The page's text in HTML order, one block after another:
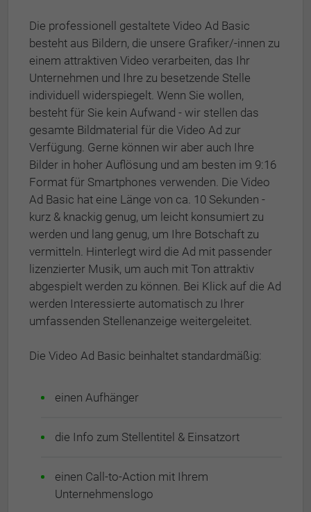
Die professionell gestaltete Video Ad Basic
besteht aus Bildern, die unsere Grafiker/-innen zu
einem attraktiven Video verarbeiten, das Ihr
Unternehmen und Ihre zu besetzende Stelle
individuell widerspiegelt. Wenn Sie wollen,
besteht für Sie kein Aufwand - wir stellen das
gesamte Bildmaterial für die Video Ad zur
Verfügung. Gerne können wir aber auch Ihre
Bilder in hoher Auflösung und am besten im 9:16
Format für Smartphones verwenden. Die Video
Ad Basic hat eine Länge von ca. 10 Sekunden -
kurz & knackig genug, um leicht konsumiert zu
werden und lang genug, um Ihre Botschaft zu
vermitteln. Hinterlegt wird die Ad mit passender
lizenzierter Musik, um auch mit Ton attraktiv
abgespielt werden zu können. Bei Klick auf die Ad
werden Interessierte automatisch zu Ihrer
umfassenden Stellenanzeige weitergeleitet.
Die Video Ad Basic beinhaltet standardmäßig:
einen Aufhänger
die Info zum Stellentitel & Einsatzort
einen Call-to-Action mit Ihrem
Unternehmenslogo